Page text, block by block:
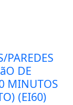
PAREDES
DE
MINUTOS
(EI60)